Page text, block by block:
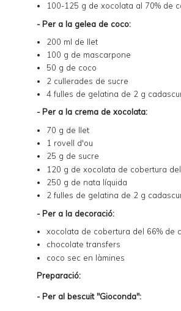
100-125 g de xocolata al 70% de
- Per a la gelea de coco:
200 ml de llet
100 g de mascarpone
50 g de coco
2 cullerades de sucre
4 fulles de gelatina de 2 g
- Per a la crema de xocolata:
70 g de llet
1 rovell d'ou
25 g de sucre
120 g de xocolata de cobertura
250 g de nata líquida
2 fulles de gelatina de 2 g
- Per a la decoració:
xocolata de cobertura del 66% de
chocolate transfers
coco sec en làmines
Preparació:
- Per al bescuit "Gioconda":